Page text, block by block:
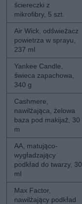
ściereczki z
mikrofibry, 5 szt.
Air Wick, odświeżacz
powietrza w sprayu,
237 ml
Yankee Candle,
świeca zapachowa,
340 g
Cashmere,
nawilżająca, żelowa
baza pod makijaż, 30
m
AA, matująco-
wygładzający
podkład do twarzy, 30
ml
Max Factor,
nawilżający podkład